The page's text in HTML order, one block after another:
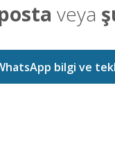
veya
bilgi ve